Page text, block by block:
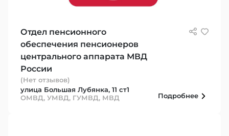
Отдел пенсионного
обеспечения пенсионеров
центрального аппарата МВД
России
(Нет отзывов)
улица Большая Лубянка, 11 ст1
ОМВД, УМВД, ГУМВД, МВД
Подробнее